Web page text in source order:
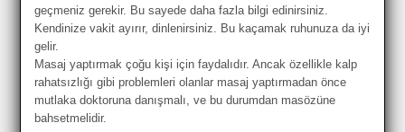
geçmeniz gerekir. Bu sayede daha fazla bilgi edinirsiniz.
Kendinize vakit ayırır, dinlenirsiniz. Bu kaçamak ruhunuza da iyi
gelir.
Masaj yaptırmak çoğu kişi için faydalıdır. Ancak özellikle kalp
rahatsızlığı gibi problemleri olanlar masaj yaptırmadan önce
mutlaka doktoruna danışmalı, ve bu durumdan masözüne
bahsetmelidir.